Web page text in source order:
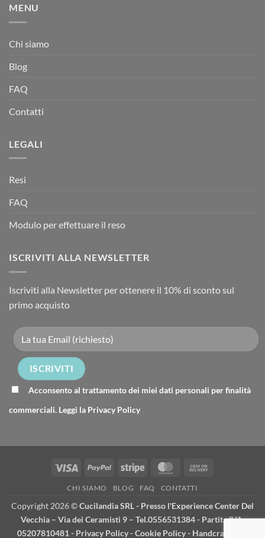
MENU
Chi siamo
Blog
FAQ
Contatti
LEGALI
Resi
FAQ
Modulo per effettuare il reso
ISCRIVITI ALLA NEWSLETTER
Iscriviti alla Newsletter per ottenere il 10% di sconto sul
primo acquisto
Acconsento al trattamento dei miei dati personali per finalità
commerciali. Leggi la Privacy Policy
Visa PayPal Stripe MasterCard
CHI SIAMO BLOG FAQ CONTATTI
Copyright 2026 ©Cucilandia SRL - Presso l'Experience Center Del
Vecchia – Via dei Ceramisti 9 – Tel.0556531384 - Partita IVA:
05207810481 - Privacy Policy-Cookie Policy- Handcrafted in